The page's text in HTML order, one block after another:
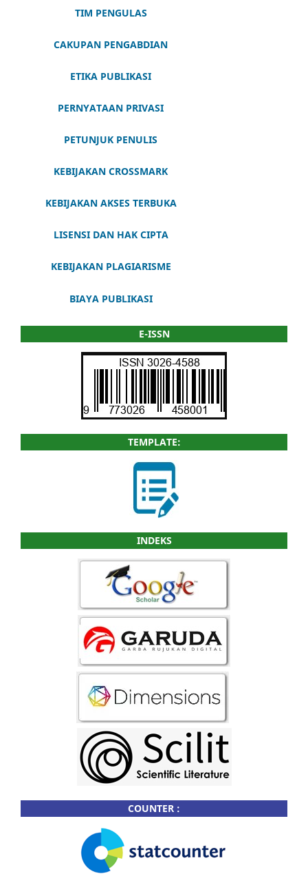
TIM PENGULAS
CAKUPAN PENGABDIAN
ETIKA PUBLIKASI
PERNYATAAN PRIVASI
PETUNJUK PENULIS
KEBIJAKAN CROSSMARK
KEBIJAKAN AKSES TERBUKA
LISENSI DAN HAK CIPTA
KEBIJAKAN PLAGIARISME
BIAYA PUBLIKASI
E-ISSN
TEMPLATE:
INDEKS
COUNTER :